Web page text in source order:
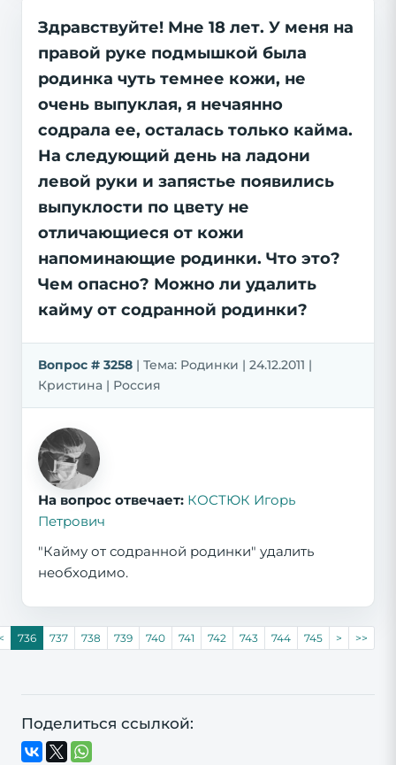
Здравствуйте! Мне 18 лет. У меня на
правой руке подмышкой была
родинка чуть темнее кожи, не
очень выпуклая, я нечаянно
содрала ее, осталась только кайма.
На следующий день на ладони
левой руки и запястье появились
выпуклости по цвету не
отличающиеся от кожи
напоминающие родинки. Что это?
Чем опасно? Можно ли удалить
кайму от содранной родинки?
Вопрос # 3258 | Тема: Родинки | 24.12.2011 |
Кристина | Россия
На вопрос отвечает: КОСТЮК Игорь
Петрович
"Кайму от содранной родинки" удалить
необходимо.
736 737 738 739 740 741 742 743 744 745 > >>
Поделиться ссылкой: